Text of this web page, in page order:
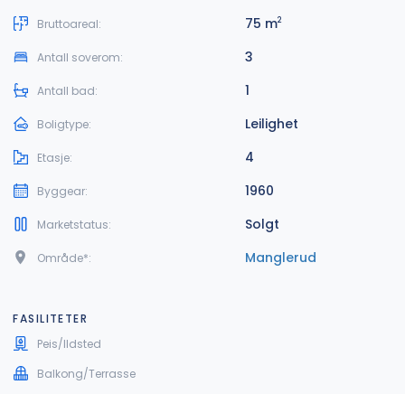
Bruttoareal: 75 m2
Antall soverom: 3
Antall bad: 1
Boligtype: Leilighet
Etasje: 4
Byggear: 1960
Marketstatus: Solgt
Område*: Manglerud
FASILITETER
Peis/Ildsted
Balkong/Terrasse